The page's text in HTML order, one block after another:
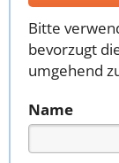
Bitte
bevorzugt
umgehend
Name